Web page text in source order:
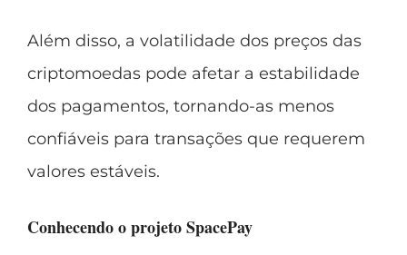
Além disso, a volatilidade dos preços das
criptomoedas pode afetar a estabilidade
dos pagamentos, tornando-as menos
confiáveis para transações que requerem
valores estáveis.
Conhecendo o projeto SpacePay